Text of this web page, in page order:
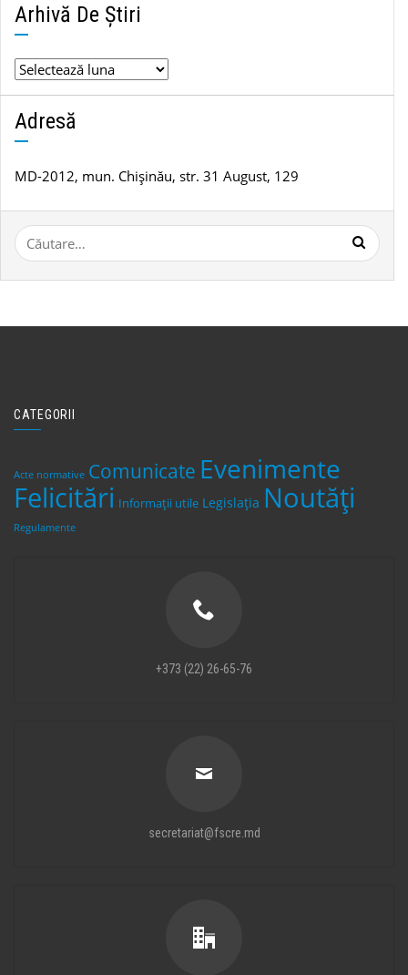
Arhivă De Știri
Arhivă
de
știri
Adresă
MD-2012, mun. Chișinău, str. 31 August, 129
Caută
după:
CATEGORII
Acte normative Comunicate Evenimente
Felicitări Informații utile Legislaţia Noutăți
Regulamente
+373 (22) 26-65-76
secretariat@fscre.md